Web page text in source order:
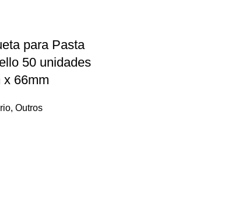
para Pasta
50 unidades
x 66mm
,Outros